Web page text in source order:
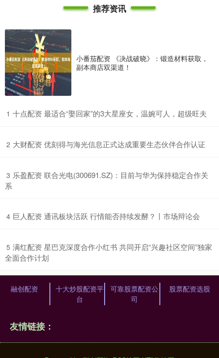
推荐资讯
小番茄配资 《决战破晓》：锻造材料获取，
副本商店双渠道！
1 ​十点配资 最适合“娶回家”的3大星座女，温婉可人，超级旺夫
2 ​大财配资 优刻得与海光信息正式达成重要生态伙伴合作认证
3 ​乐盈配资 联合光电(300691.SZ)：目前与华为保持稳定合作关
系
4 ​巨人配资 通讯板块活跃 行情能否持续发酵？丨市场辩论会
5 ​满红配资 星巴克深度合作小红书 共同开启“兴趣社区空间”独家
全面合作计划
融创配资
十大炒股配资平
台
可靠股票配资公
司
股票配资选股
友情链接：